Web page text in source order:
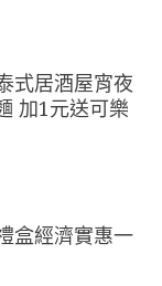
式居酒屋宵夜
加1元送可樂
盒經濟實惠一